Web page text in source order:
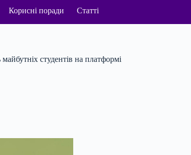
Корисні поради Статті
студентів на платформі